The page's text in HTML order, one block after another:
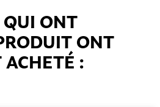
QUI ONT
ONT
: